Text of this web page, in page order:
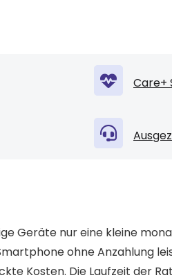
Care+
Geräte nur eine kleine
ohne Anzahlung
Kosten. Die Laufzeit der